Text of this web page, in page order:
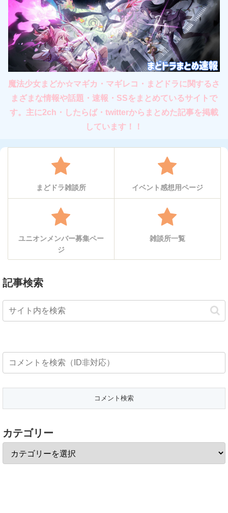
魔法少女まどか☆マギカ・マギレコ・まどドラに関するさ
まざまな情報や話題・速報・SSをまとめているサイトで
す。主に2ch・したらば・twitterからまとめた記事を掲載
しています！！
まどドラ雑談所 イベント感想用ページ
ユニオンメンバー募集ペー
ジ
雑談所一覧
記事検索
カテゴリー